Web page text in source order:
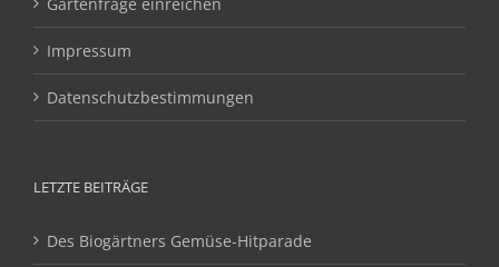
Impressum
Datenschutzbestimmungen
LETZTE BEITRÄGE
Des Biogärtners Gemüse-Hitparade